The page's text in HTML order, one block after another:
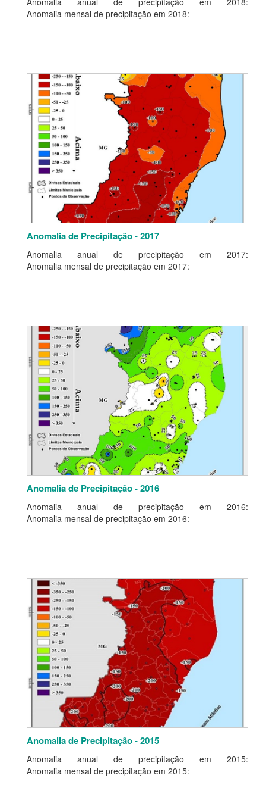
Anomalia mensal de precipitação em 2018:
Anomalia de Precipitação - 2017
Anomalia anual de precipitação em 2017:
Anomalia mensal de precipitação em 2017:
Anomalia de Precipitação - 2016
Anomalia anual de precipitação em 2016:
Anomalia mensal de precipitação em 2016:
Anomalia de Precipitação - 2015
Anomalia anual de precipitação em 2015:
Anomalia mensal de precipitação em 2015: